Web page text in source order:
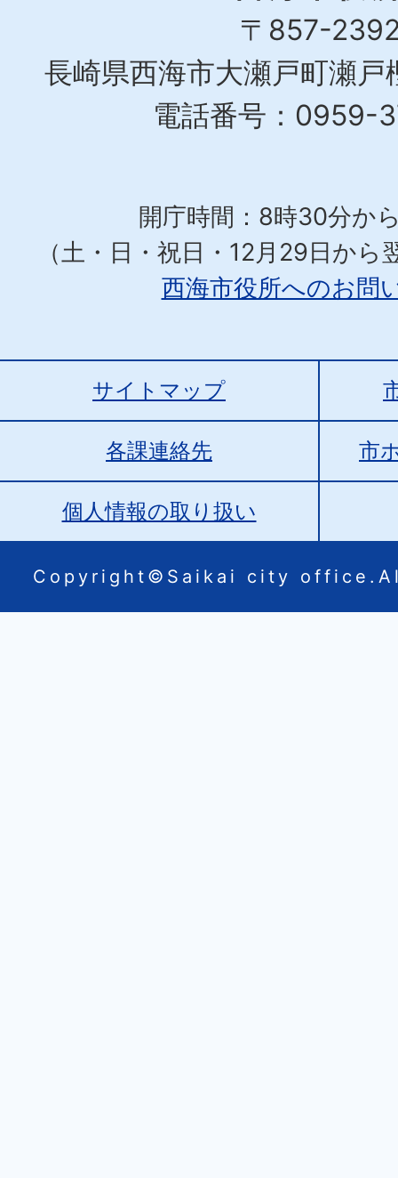
〒857-
長崎県西海市大瀬戸町瀬
電話番号：0959-
開庁時間：8時30分か
（土・日・祝日・12月29日から
西海市役所へのお問
サイトマップ
各課連絡先 市
個人情報の取り扱い
Copyright©Saikai city